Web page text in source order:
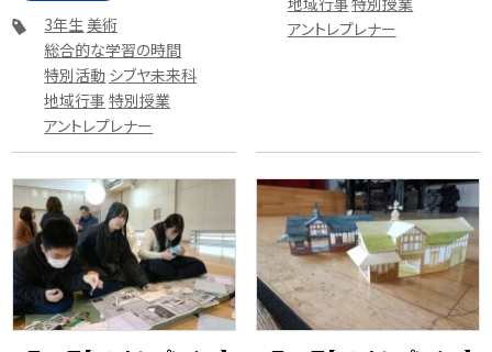
3年生 美術
総合的な学習の時間
特別活動 シブヤ未来科
地域行事 特別授業
アントレプレナー
アントレプレナー